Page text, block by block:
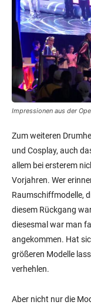
Impressionen aus der
Zum weiteren
und Cosplay, auch
allem bei ersterem
Vorjahren. Wer
Raumschiffmodelle,
diesem Rückgang
diesesmal war man
angekommen. Hat
größeren Modelle
verhehlen.
Aber nicht nur die